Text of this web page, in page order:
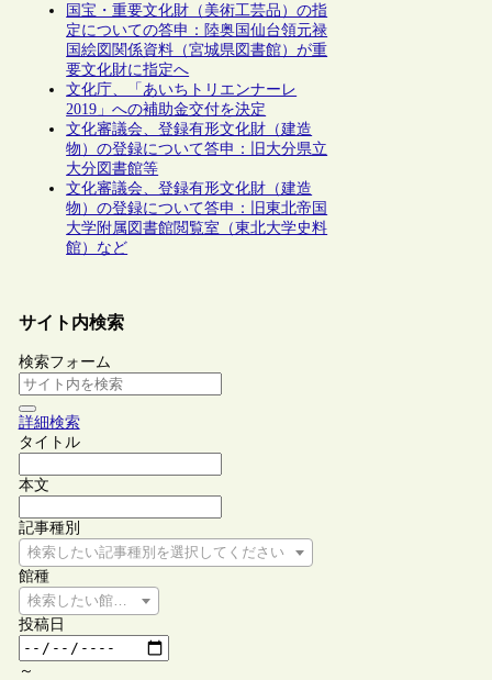
国宝・重要文化財（美術工芸品）の指
定についての答申：陸奥国仙台領元禄
国絵図関係資料（宮城県図書館）が重
要文化財に指定へ
文化庁、「あいちトリエンナーレ
2019」への補助金交付を決定
文化審議会、登録有形文化財（建造
物）の登録について答申：旧大分県立
大分図書館等
文化審議会、登録有形文化財（建造
物）の登録について答申：旧東北帝国
大学附属図書館閲覧室（東北大学史料
館）など
サイト内検索
検索フォーム
詳細検索
タイトル
本文
記事種別
検索したい記事種別を選択してください
館種
検索したい館種を選択してください
投稿日
～